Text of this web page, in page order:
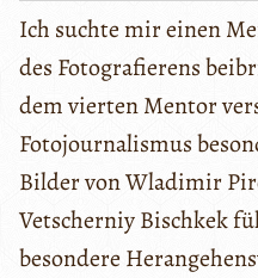
Ich suchte mir einen
des Fotografierens
dem vierten Mentor
Fotojournalismus
Bilder von Wladimir
Vetscherniy Bischkek
besondere